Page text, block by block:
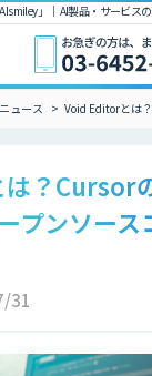
」｜ AI製品・サービス
ニュース Void Editorとは
？Cursor
プンソース
31